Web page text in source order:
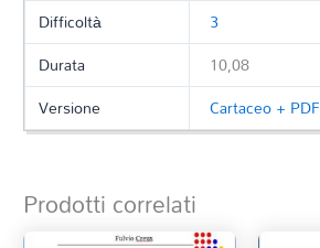
Difficoltà
3
Durata
10,08
Versione
Cartaceo + PDF
Prodotti correlati